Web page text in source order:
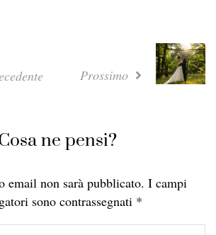
Prossimo
ne pensi?
non sarà pubblicato. I campi
sono contrassegnati *